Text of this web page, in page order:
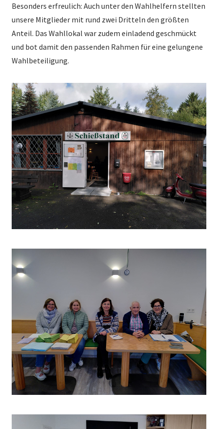
Besonders erfreulich: Auch unter den Wahlhelfern stellten
unsere Mitglieder mit rund zwei Dritteln den größten
Anteil. Das Wahllokal war zudem einladend geschmückt
und bot damit den passenden Rahmen für eine gelungene
Wahlbeteiligung.